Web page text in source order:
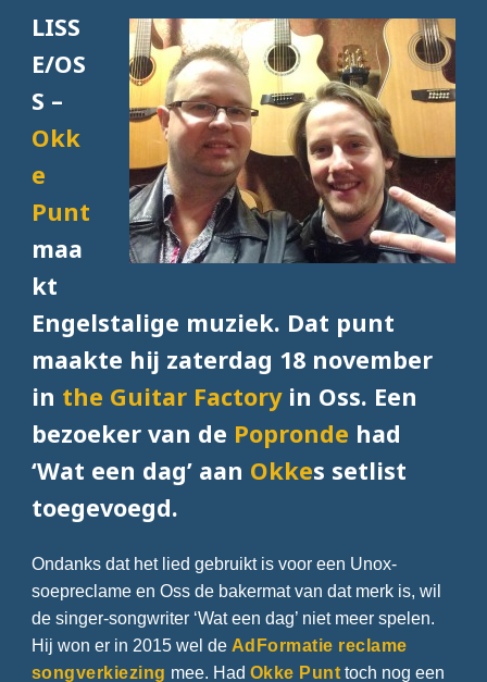
LISS
E/OS
S –
Okk
e
Punt
maa
kt
Engelstalige muziek. Dat punt
maakte hij zaterdag 18 november
in the Guitar Factoryin Oss. Een
bezoeker van de Popronde had
‘Wat een dag’ aan Okkes setlist
toegevoegd.
Ondanks dat het lied gebruikt is voor een Unox-
soepreclame en Oss de bakermat van dat merk is, wil
de singer-songwriter ‘Wat een dag’ niet meer spelen.
Hij won er in 2015 wel de AdFormatie reclame
songverkiezing mee. Had Okke Punt toch nog een